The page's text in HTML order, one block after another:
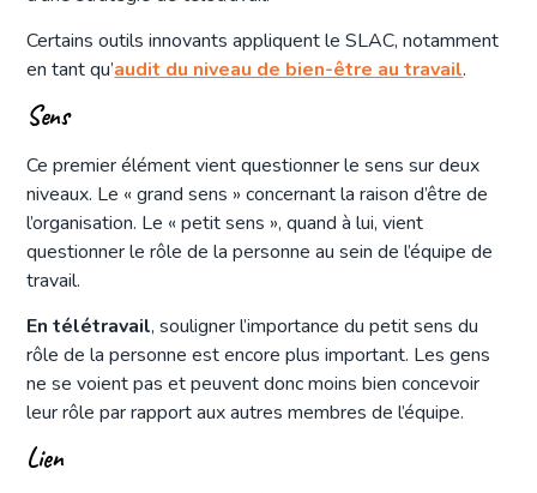
Certains outils innovants appliquent le SLAC, notamment
en tant qu’audit du niveau de bien-être au travail.
Sens
Ce premier élément vient questionner le sens sur deux
niveaux. Le « grand sens » concernant la raison d’être de
l’organisation. Le « petit sens », quand à lui, vient
questionner le rôle de la personne au sein de l’équipe de
travail.
En télétravail, souligner l’importance du petit sens du
rôle de la personne est encore plus important. Les gens
ne se voient pas et peuvent donc moins bien concevoir
leur rôle par rapport aux autres membres de l’équipe.
Lien